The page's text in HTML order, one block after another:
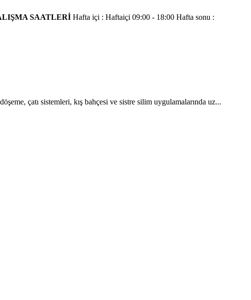
SAATLERİ Hafta içi : Haftaiçi 09:00 - 18:00 Hafta sonu :
çatı sistemleri, kış bahçesi ve sistre silim uygulamalarında uz...